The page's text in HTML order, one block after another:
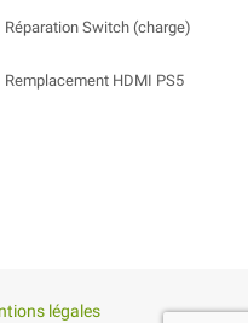
Réparation Switch (charge)
Remplacement HDMI PS5
légales